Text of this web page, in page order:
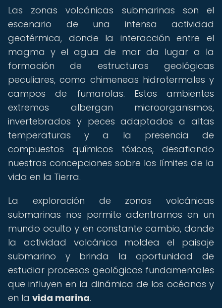
Las zonas volcánicas submarinas son el
escenario de una intensa actividad
geotérmica, donde la interacción entre el
magma y el agua de mar da lugar a la
formación de estructuras geológicas
peculiares, como chimeneas hidrotermales y
campos de fumarolas. Estos ambientes
extremos albergan microorganismos,
invertebrados y peces adaptados a altas
temperaturas y a la presencia de
compuestos químicos tóxicos, desafiando
nuestras concepciones sobre los límites de la
vida en la Tierra.
La exploración de zonas volcánicas
submarinas nos permite adentrarnos en un
mundo oculto y en constante cambio, donde
la actividad volcánica moldea el paisaje
submarino y brinda la oportunidad de
estudiar procesos geológicos fundamentales
que influyen en la dinámica de los océanos y
en la vida marina.